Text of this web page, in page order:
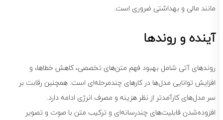
مانند مالی و بهداشتی ضروری است.
آینده و روندها
روندهای آتی شامل بهبود فهم متن‌های تخصصی، کاهش خطاها، و
افزایش توانایی مدل‌ها در کارهای چندمرحله‌ای است. همچنین رقابت بر
سر مدل‌های کارآمدتر از نظر هزینه و مصرف انرژی ادامه دارد.
افزوده‌شدن قابلیت‌های چندرسانه‌ای و ترکیب متن با صوت و تصویر